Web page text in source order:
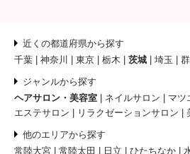
近くの都道府県から探す
千葉
神奈川 東京 栃木 茨城 埼玉
ジャンルから探す
ヘアサロン・美容室
ネイルサロン
マツ
エステサロン
リラクゼーションサロン
他のエリアから探す
常陸大宮
常陸太田 日立 ひたちなか